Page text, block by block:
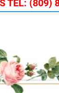
TEL: (809)